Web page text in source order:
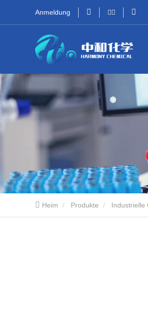
Anmeldung
Heim Produkte Industrielle